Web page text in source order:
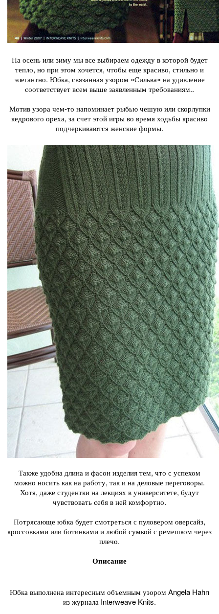
На осень или зиму мы все выбираем одежду в которой будет
тепло, но при этом хочется, чтобы еще красиво, стильно и
элегантно. Юбка, связанная узором «Сильва» на удивление
соответствует всем выше заявленным требованиям..
Мотив узора чем-то напоминает рыбью чешую или скорлупки
кедрового ореха, за счет этой игры во время ходьбы красиво
подчеркиваются женские формы.
Также удобна длина и фасон изделия тем, что с успехом
можно носить как на работу, так и на деловые переговоры.
Хотя, даже студентки на лекциях в университете, будут
чувствовать себя в ней комфортно.
Потрясающе юбка будет смотреться с пуловером оверсайз,
кроссовками или ботинками и любой сумкой с ремешком через
плечо.
Описание
Юбка выполнена интересным объемным узором Angela Hahn
из журнала Interweave Knits.